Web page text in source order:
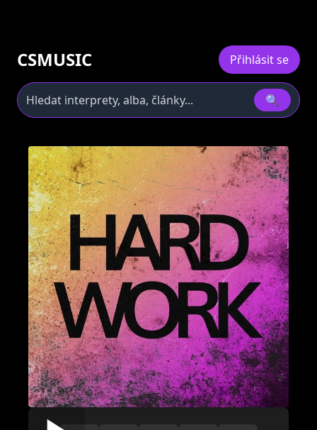
CSMUSIC Přihlásit se
🔍